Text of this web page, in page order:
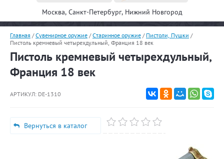
Москва, Санкт-Петербург, Нижний Новгород
Главная /Сувенирное оружие /Старинное оружие / Пистоли, Пушки /
Пистоль кремневый четырехдульный, Франция 18 век
Пистоль кремневый четырехдульный,
Франция 18 век
АРТИКУЛ: DE-1310
Вернуться в каталог